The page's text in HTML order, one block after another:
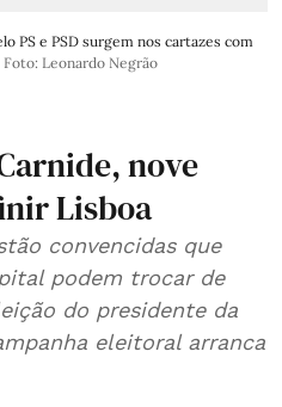
PS e PSD surgem nos cartazes com
Foto: Leonardo Negrão
nove
Lisboa
convencidas que
podem trocar de
do presidente da
eleitoral arranca